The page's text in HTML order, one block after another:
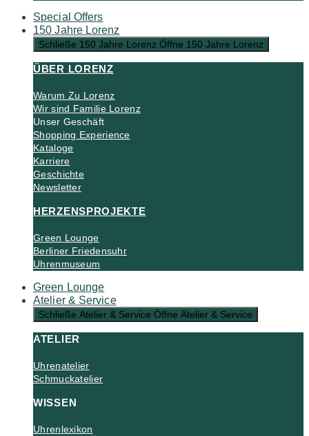
Special Offers
150 Jahre Lorenz
Schließe 150 Jahre Lorenz Öffne 150 Jahre Lorenz
ÜBER LORENZ
Warum Zu Lorenz
Wir sind Familie Lorenz
Unser Geschäft
Shopping Experience
Kataloge
Karriere
Geschichte
Newsletter
HERZENSPROJEKTE
Green Lounge
Berliner Friedensuhr
Uhrenmuseum
Green Lounge
Atelier & Service
Schließe Atelier & Service Öffne Atelier & Service
ATELIER
Uhrenatelier
Schmuckatelier
WISSEN
Uhrenlexikon